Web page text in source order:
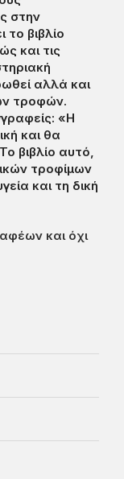
στην
βιβλίο
και τις
αλλά και
τροφών.
«Η
και θα
βιβλίο αυτό,
τροφίμων
και τη δική
και όχι